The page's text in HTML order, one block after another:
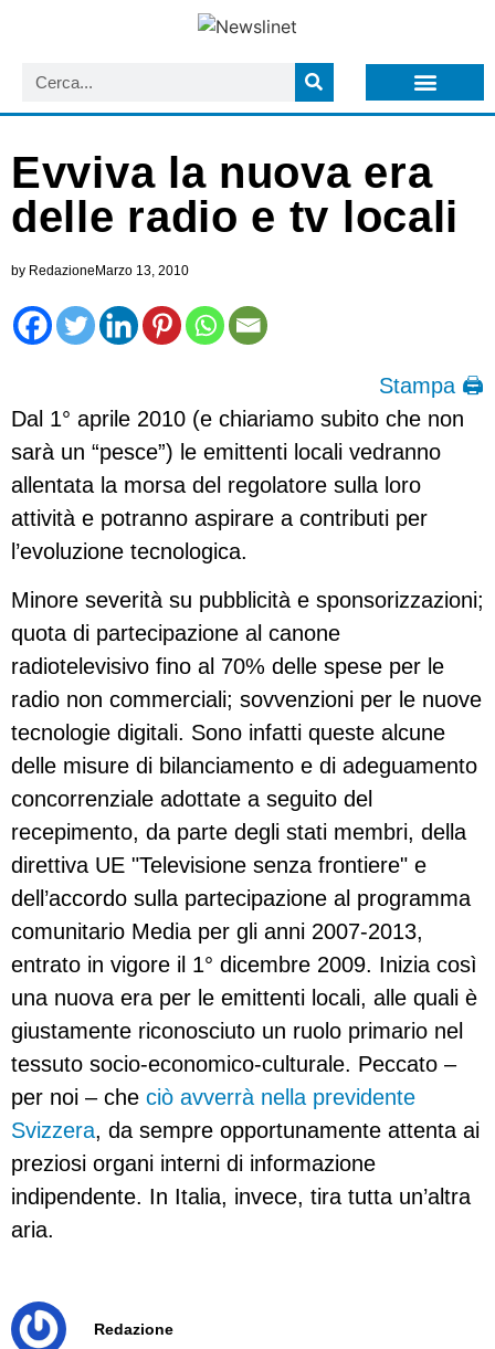
Evviva la nuova era
delle radio e tv locali
by RedazioneMarzo 13, 2010
Stampa 🖨
Dal 1° aprile 2010 (e chiariamo subito che non
sarà un “pesce”) le emittenti locali vedranno
allentata la morsa del regolatore sulla loro
attività e potranno aspirare a contributi per
l’evoluzione tecnologica.
Minore severità su pubblicità e sponsorizzazioni;
quota di partecipazione al canone
radiotelevisivo fino al 70% delle spese per le
radio non commerciali; sovvenzioni per le nuove
tecnologie digitali. Sono infatti queste alcune
delle misure di bilanciamento e di adeguamento
concorrenziale adottate a seguito del
recepimento, da parte degli stati membri, della
direttiva UE "Televisione senza frontiere" e
dell’accordo sulla partecipazione al programma
comunitario Media per gli anni 2007-2013,
entrato in vigore il 1° dicembre 2009. Inizia così
una nuova era per le emittenti locali, alle quali è
giustamente riconosciuto un ruolo primario nel
tessuto socio-economico-culturale. Peccato –
per noi – che ciò avverrà nella previdente
Svizzera, da sempre opportunamente attenta ai
preziosi organi interni di informazione
indipendente. In Italia, invece, tira tutta un’altra
aria.
Redazione